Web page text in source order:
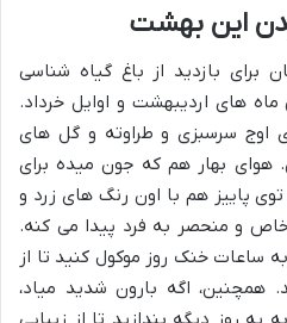
این بهشت
برای بازدید از باغ گیاه شناسی
های اردیبهشت و اوایل خرداد.
اوج سرسبزی و طراوته و گل های
هوای بهار هم که جون میده برای
پاییز هم با اون رنگ های زرد و
خاص و منحصر به فرد پیدا می کنه.
ساعات خنک روز موکول کنید تا از
همچنین، اگه بارون شدید میاد،